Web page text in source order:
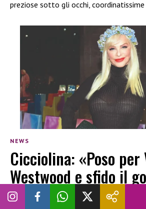
preziose sotto gli occhi, coordinatissime
NEWS
Cicciolina: «Poso per
Westwood e sfido il
Meloni»